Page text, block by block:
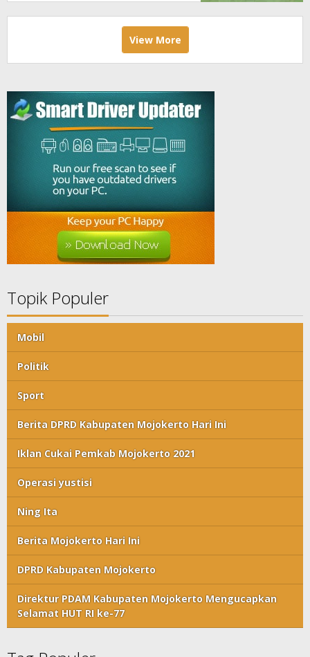
View More
Topik Populer
Mobil
Politik
Sport
Berita DPRD Kabupaten Mojokerto Hari Ini
Iklan Cukai Pemkab Mojokerto 2021
Operasi yustisi
Ning Ita
Berita Mojokerto Hari Ini
DPRD Kabupaten Mojokerto
Direktur PDAM Kabupaten Mojokerto Mengucapkan
Selamat HUT RI ke-77